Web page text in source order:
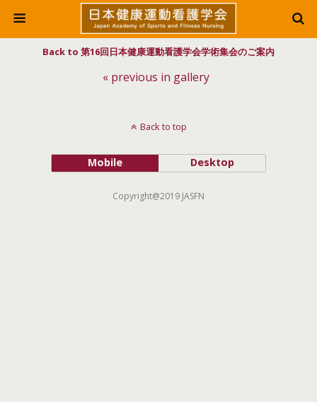
Back to 第16回日本健康運動看護学会学術集会のご案内
« previous in gallery
Back to top
Mobile Desktop
Copyright@2019 JASFN